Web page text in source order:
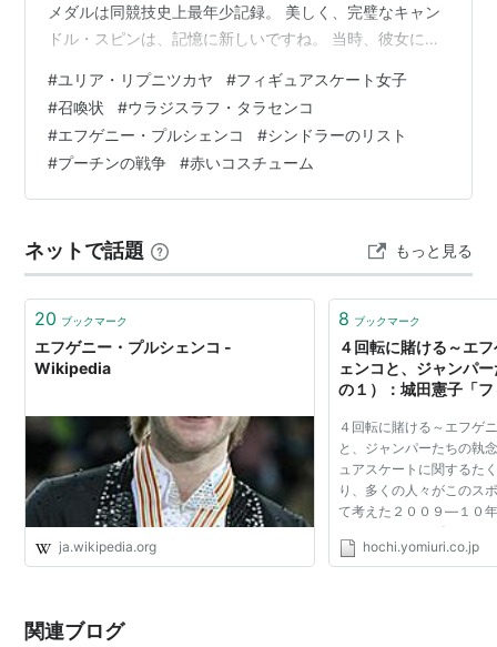
メダルは同競技史上最年少記録。 美しく、完璧なキャン
ドル・スピンは、記憶に新しいですね。 当時、彼女にし
「関節を外してやるのでは？」などとささやかれました
が、現在ではその後に続く若い人たちにも、受け継がれ
ていますね。 ロシアのエカテリンブルクで生まれる。母
親がリプニツカヤを妊娠中に、父親は軍に徴兵され兵役
についたが、その後戻らなかった為、母子家庭で育つ。
#ユリア・リプニツカヤ #フィギュアスケート女子
#召喚状 #ウラジスラフ・タラセンコ
#エフゲニー・プルシェンコ #シンドラーのリスト
#プーチンの戦争 #赤いコスチューム
ネットで話題 もっと見る
20 ブックマーク
エフゲニー・プルシェンコ -
Wikipedia
ja.wikipedia.org
8 ブックマーク
４回転に賭ける～エ
ェンコと、ジャンパ
の１）：城田憲子「
４回転に賭ける～エフゲ
と、ジャンパーたちの執
ュアスケートに関するた
り、多くの人々がこのス
て考えた２００９―１０
っかりオフシーズンとな
が、この１年で話題にな
hochi.yomiuri.co.jp
関連ブログ